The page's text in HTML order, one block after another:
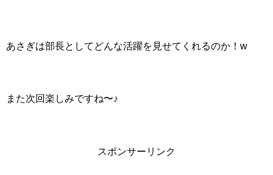
あさぎは部長としてどんな活躍を見せてくれるのか！w
また次回楽しみですね〜♪
スポンサーリンク